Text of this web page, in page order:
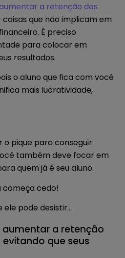
a retenção dos
coisas que não implicam em
É preciso
para colocar em
resultados.
o aluno que fica com você
mais lucratividade,
o pique para conseguir
também deve focar em
quem já é seu aluno.
começa cedo!
ele pode desistir…
a retenção
que seus